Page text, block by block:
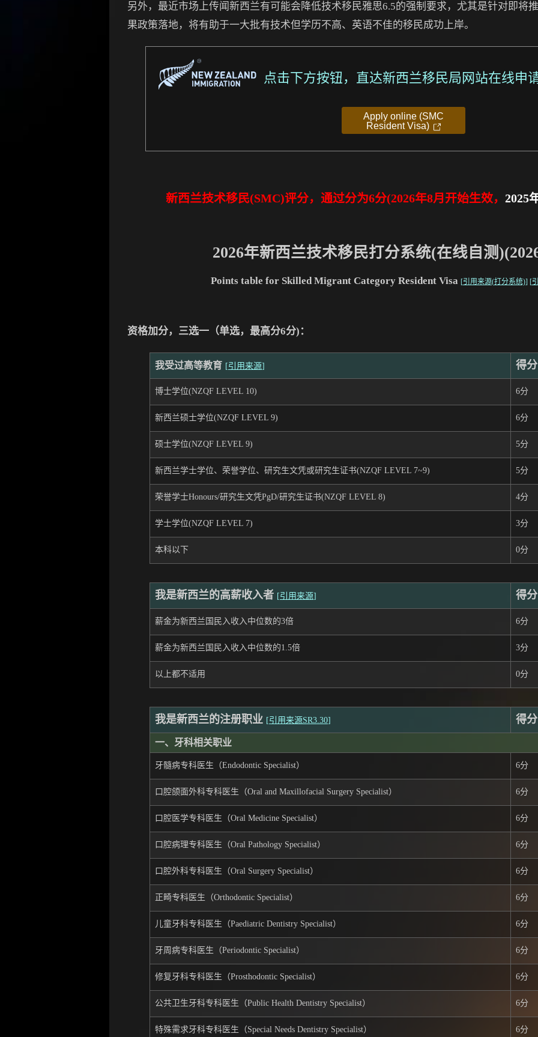
另外，最近市场上传闻新西兰有可能会降低技术移民雅思6.5的强制要求，尤其是针对即将
果政策落地，将有助于一大批有技术但学历不高、英语不佳的移民成功上岸。
点击下方按钮，直达新西兰移民局网站在线申
Apply online (SMC
Resident Visa)
新西兰技术移民(SMC)评分，通过分为6分(2026年8月开始生效， 2025
2026年新西兰技术移民打分系统(在线自测
Points table for Skilled Migrant Category Resident Visa [引用来源(打分系统)] [
资格加分，三选一（单选，最高分6分)：
我受过高等教育 [引用来源] 得分
博士学位(NZQF LEVEL 10) 6分
新西兰硕士学位(NZQF LEVEL 9) 6分
硕士学位(NZQF LEVEL 9) 5分
新西兰学士学位、荣誉学位、研究生文凭或研究生证书(NZQF LEVEL 7~9) 5分
荣誉学士Honours/研究生文凭PgD/研究生证书(NZQF LEVEL 8) 4分
学士学位(NZQF LEVEL 7) 3分
本科以下 0分
我是新西兰的高薪收入者 [引用来源] 得分
薪金为新西兰国民入收入中位数的3倍 6分
薪金为新西兰国民入收入中位数的1.5倍 3分
以上都不适用 0分
我是新西兰的注册职业 [引用来源SR3.30] 得分
一、牙科相关职业
牙髓病专科医生（Endodontic Specialist） 6分
口腔颌面外科专科医生（Oral and Maxillofacial Surgery Specialist） 6分
口腔医学专科医生（Oral Medicine Specialist） 6分
口腔病理专科医生（Oral Pathology Specialist） 6分
口腔外科专科医生（Oral Surgery Specialist） 6分
正畸专科医生（Orthodontic Specialist） 6分
儿童牙科专科医生（Paediatric Dentistry Specialist） 6分
牙周病专科医生（Periodontic Specialist） 6分
修复牙科专科医生（Prosthodontic Specialist） 6分
公共卫生牙科专科医生（Public Health Dentistry Specialist） 6分
特殊需求牙科专科医生（Special Needs Dentistry Specialist） 6分